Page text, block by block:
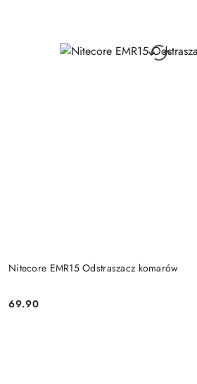
Nitecore EMR15 Odstraszacz komarów
Cena:
69.90